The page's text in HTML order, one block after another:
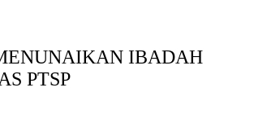
IBADAH
PTSP